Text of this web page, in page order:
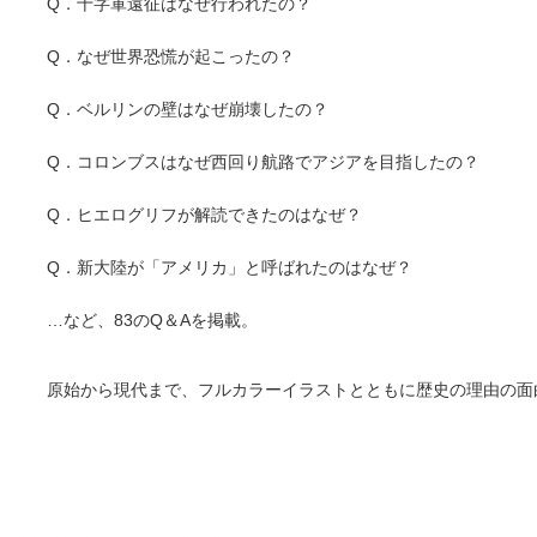
Q．なぜ世界恐慌が起こったの？
Q．ベルリンの壁はなぜ崩壊したの？
Q．コロンブスはなぜ西回り航路でアジアを目指したの？
Q．ヒエログリフが解読できたのはなぜ？
Q．新大陸が「アメリカ」と呼ばれたのはなぜ？
…など、83のQ＆Aを掲載。
原始から現代まで、フルカラーイラストとともに歴史の理由の面